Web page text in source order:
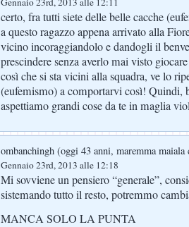
certo, fra tutti siete delle belle cacche
a questo ragazzo appena arrivato alla
vicino incoraggiandolo e dandogli il
prescindere senza averlo mai visto
così che si sta vicini alla squadra, ve lo
(eufemismo) a comportarvi così! Quindi,
aspettiamo grandi cose da te in maglia
ombanchingh (oggi 43 anni, maremma maiala
Gennaio 23rd, 2013 alle 12:18
Mi sovviene un pensiero “generale”,
sistemando tutto il resto, potremmo
MANCA SOLO LA PUNTA